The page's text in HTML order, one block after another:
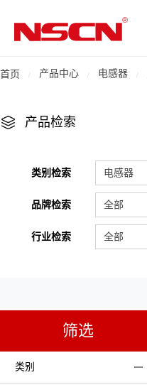
首页 产品中心 电感器
产品检索
类别检索 电感器
品牌检索 全部
行业检索 全部
筛选
类别